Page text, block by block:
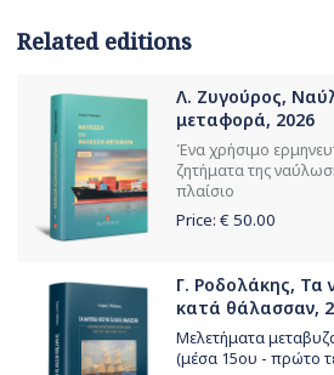
Related editions
Λ. Ζυγούρος,
μεταφορά, 2026
Ένα χρήσιμο
ζητήματα της
πλαίσιο
Price: € 50.00
Γ. Ροδολάκης, Τα
κατά θάλασσαν,
Μελετήματα
(μέσα 15ου - πρώτο